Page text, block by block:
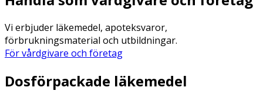
Vi erbjuder läkemedel, apoteksvaror,
förbrukningsmaterial och utbildningar.
För vårdgivare och företag
Dosförpackade läkemedel